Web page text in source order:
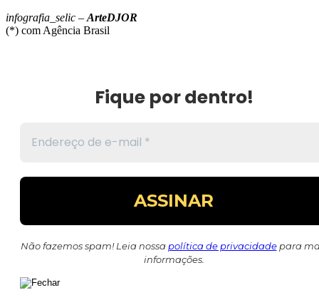
infografia_selic – ArteDJOR
(*) com Agência Brasil
Fique por dentro!
Não fazemos spam! Leia nossa política de privacidadepara
informações.